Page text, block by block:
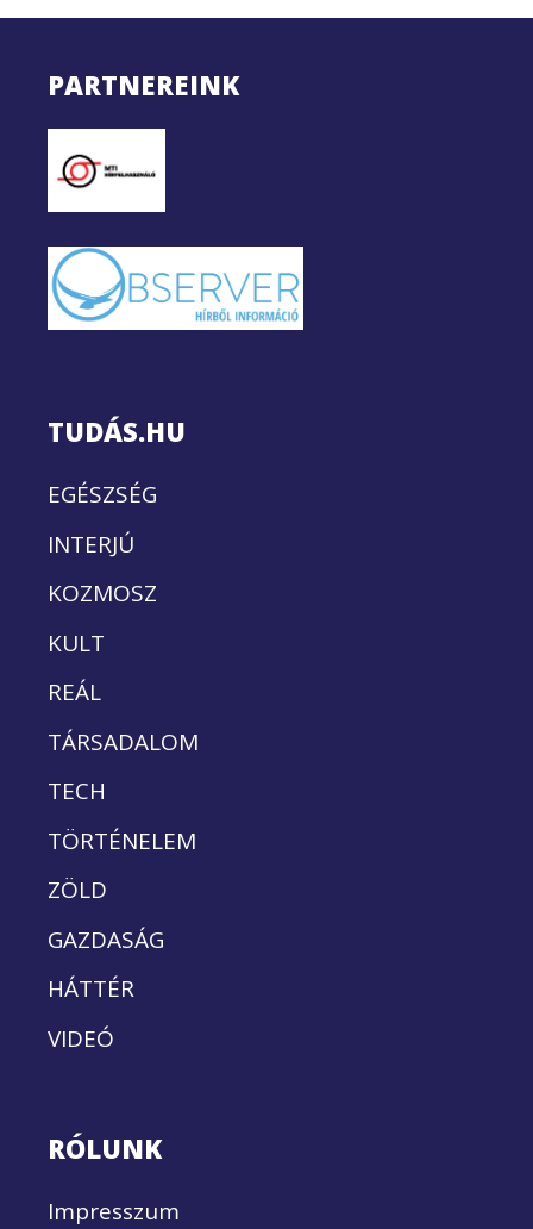
PARTNEREINK
TUDÁS.HU
EGÉSZSÉG
INTERJÚ
KOZMOSZ
KULT
REÁL
TÁRSADALOM
TECH
TÖRTÉNELEM
ZÖLD
GAZDASÁG
HÁTTÉR
VIDEÓ
RÓLUNK
Impresszum